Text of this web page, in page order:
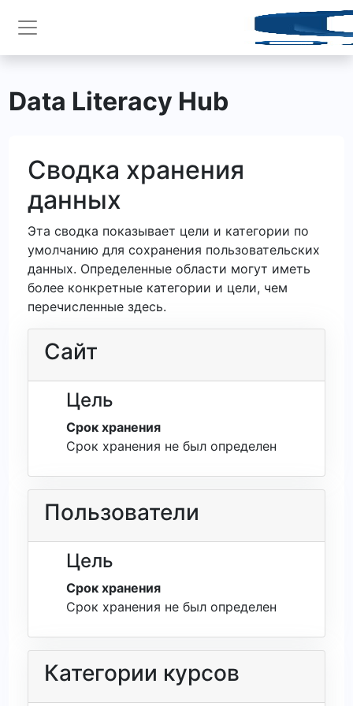
Data Literacy Hub
Сводка хранения
данных
Эта сводка показывает цели и категории по
умолчанию для сохранения пользовательских
данных. Определенные области могут иметь
более конкретные категории и цели, чем
перечисленные здесь.
Сайт
Цель
Срок хранения
Срок хранения не был определен
Пользователи
Цель
Срок хранения
Срок хранения не был определен
Категории курсов